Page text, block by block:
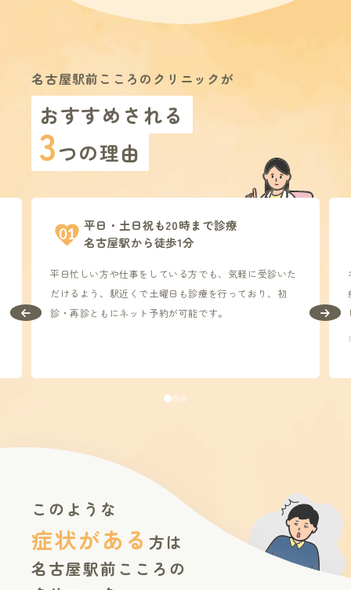
名古屋駅前こころのクリニックが
おすすめされる
3つの理由
01
平日・土日祝も20時まで診療
名古屋駅から徒歩1分
平日忙しい方や仕事をしている方でも、気軽に受診いた
だけるよう、駅近くで土曜日も診療を行っており、初
診・再診ともにネット予約が可能です。
このような
症状がある 方は
名古屋駅前こころの